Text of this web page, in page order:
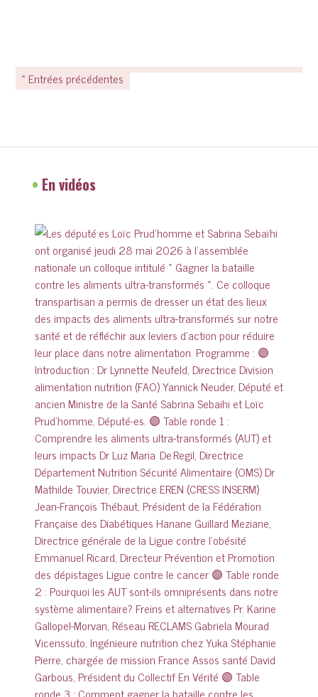
« Entrées précédentes
• En vidéos